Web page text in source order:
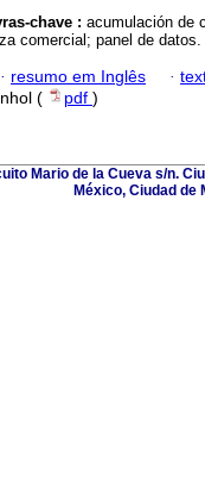
chave : acumulación de
comercial; panel de datos.
· resumo em Inglês ·
(
pdf )
Mario de la Cueva s/n.
México, Ciudad de